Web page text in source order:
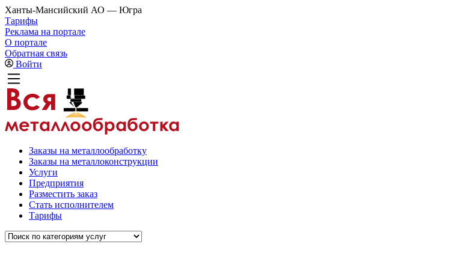
Ханты-Мансийский АО — Югра
Тарифы
Реклама на портале
О портале
Обратная связь
Войти
Заказы на металлообработку
Заказы на металлоконструкции
Услуги
Предприятия
Разместить заказ
Стать исполнителем
Тарифы